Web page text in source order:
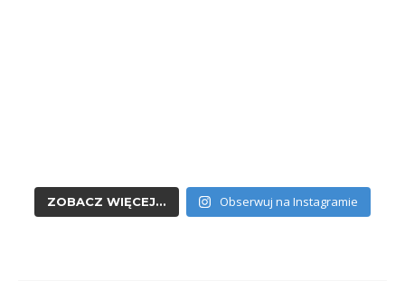
ZOBACZ WIĘCEJ... Obserwuj na Instagramie